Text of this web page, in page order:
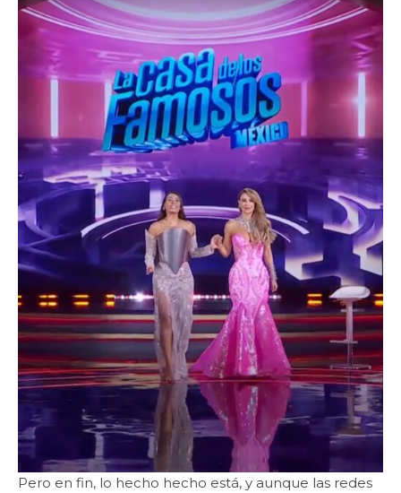
Pero en fin, lo hecho hecho está, y aunque las redes